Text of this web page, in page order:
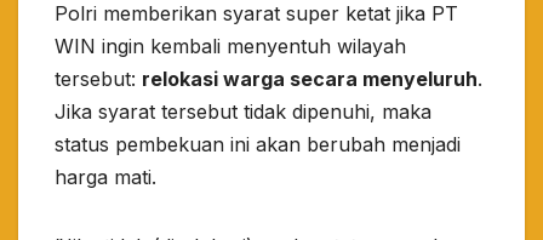
​Polri memberikan syarat super ketat jika PT
WIN ingin kembali menyentuh wilayah
tersebut: relokasi warga secara menyeluruh.
Jika syarat tersebut tidak dipenuhi, maka
status pembekuan ini akan berubah menjadi
harga mati.